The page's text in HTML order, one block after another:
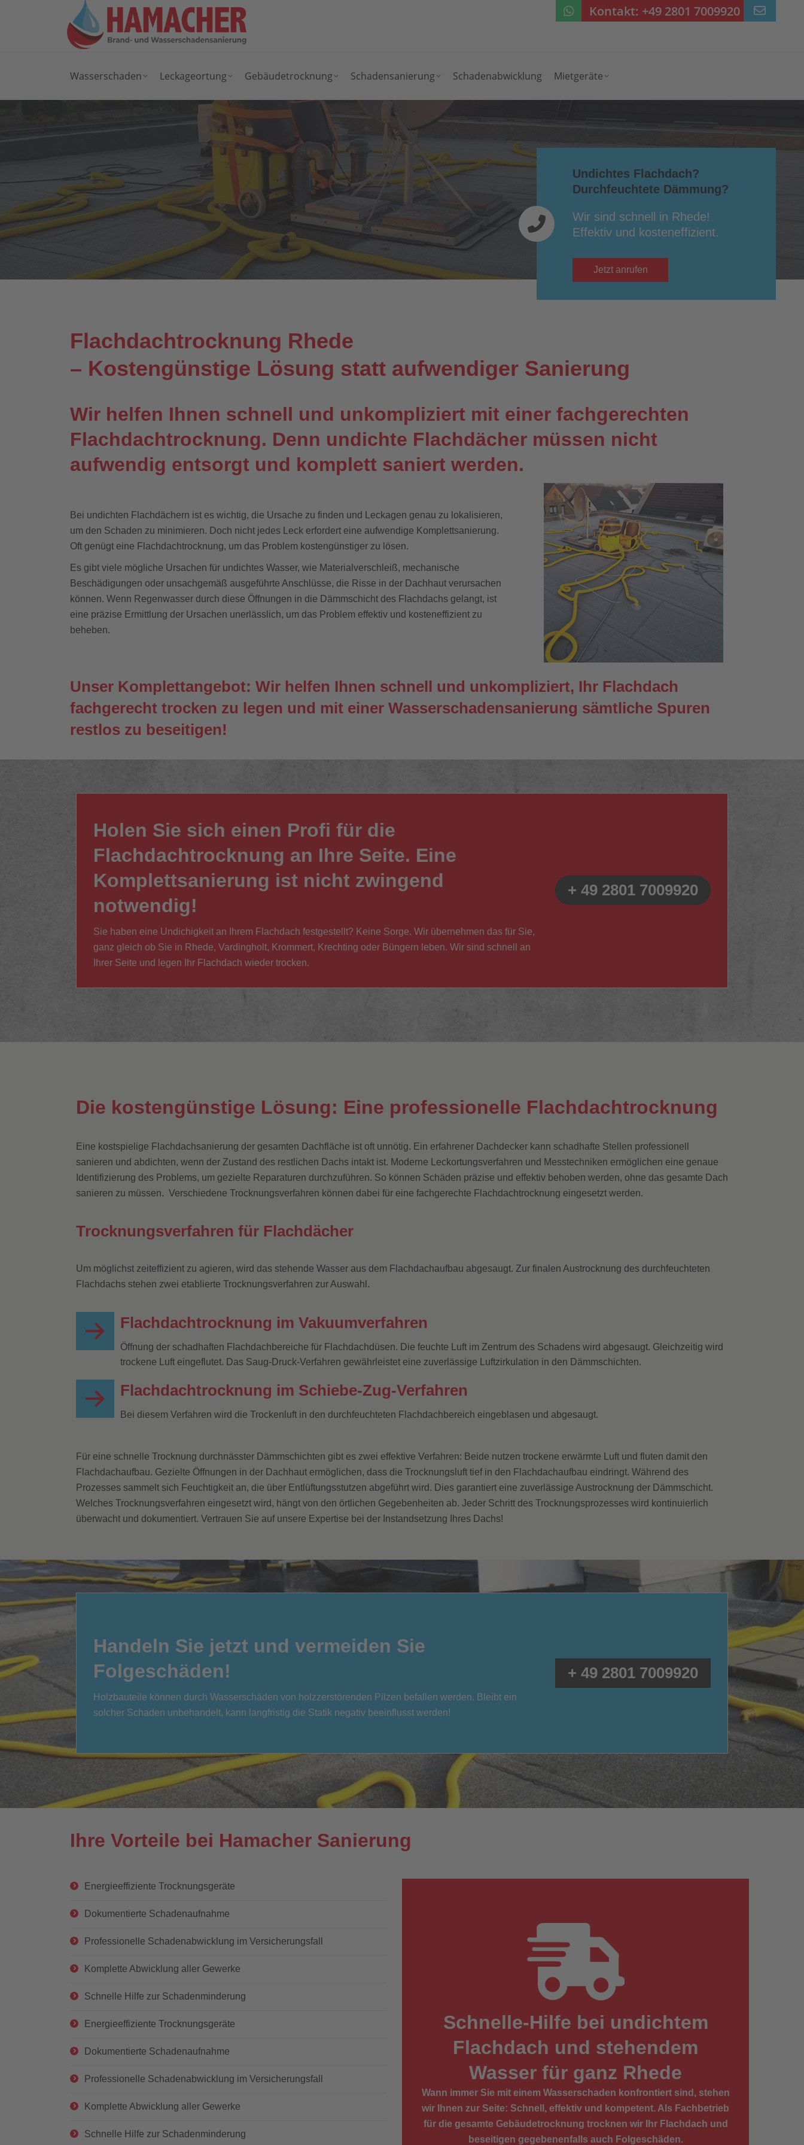
Kontakt: +49 2801 7009920
Wasserschaden Leckageortung Gebäudetrocknung Schadensanierung Schadenabwicklung Mietgeräte
Undichtes Flachdach?
Durchfeuchtete Dämmung?
Wir sind schnell in Rhede!
Effektiv und kosteneffizient.
Jetzt anrufen
Flachdachtrocknung Rhede
– Kostengünstige Lösung statt aufwendiger Sanierung
Wir helfen Ihnen schnell und unkompliziert mit einer fachgerechten
Flachdachtrocknung. Denn undichte Flachdächer müssen nicht
aufwendig entsorgt und komplett saniert werden.
Bei undichten Flachdächern ist es wichtig, die Ursache zu finden und Leckagen genau zu lokalisieren,
um den Schaden zu minimieren. Doch nicht jedes Leck erfordert eine aufwendige Komplettsanierung.
Oft genügt eine Flachdachtrocknung, um das Problem kostengünstiger zu lösen.
Es gibt viele mögliche Ursachen für undichtes Wasser, wie Materialverschleiß, mechanische
Beschädigungen oder unsachgemäß ausgeführte Anschlüsse, die Risse in der Dachhaut verursachen
können. Wenn Regenwasser durch diese Öffnungen in die Dämmschicht des Flachdachs gelangt, ist
eine präzise Ermittlung der Ursachen unerlässlich, um das Problem effektiv und kosteneffizient zu
beheben.
Unser Komplettangebot: Wir helfen Ihnen schnell und unkompliziert, Ihr Flachdach
fachgerecht trocken zu legen und mit einer Wasserschadensanierung sämtliche Spuren
restlos zu beseitigen!
Holen Sie sich einen Profi für die
Flachdachtrocknung an Ihre Seite. Eine
Komplettsanierung ist nicht zwingend
notwendig!
Sie haben eine Undichigkeit an Ihrem Flachdach festgestellt? Keine Sorge. Wir übernehmen das für Sie,
ganz gleich ob Sie in Rhede, Vardingholt, Krommert, Krechting oder Büngern leben. Wir sind schnell an
Ihrer Seite und legen Ihr Flachdach wieder trocken.
+ 49 2801 7009920
Die kostengünstige Lösung: Eine professionelle Flachdachtrocknung
Eine kostspielige Flachdachsanierung der gesamten Dachfläche ist oft unnötig. Ein erfahrener Dachdecker kann schadhafte Stellen professionell
sanieren und abdichten, wenn der Zustand des restlichen Dachs intakt ist. Moderne Leckortungsverfahren und Messtechniken ermöglichen eine genaue
Identifizierung des Problems, um gezielte Reparaturen durchzuführen. So können Schäden präzise und effektiv behoben werden, ohne das gesamte Dach
sanieren zu müssen. Verschiedene Trocknungsverfahren können dabei für eine fachgerechte Flachdachtrocknung eingesetzt werden.
Trocknungsverfahren für Flachdächer
Um möglichst zeiteffizient zu agieren, wird das stehende Wasser aus dem Flachdachaufbau abgesaugt. Zur finalen Austrocknung des durchfeuchteten
Flachdachs stehen zwei etablierte Trocknungsverfahren zur Auswahl.
Flachdachtrocknung im Vakuumverfahren
Öffnung der schadhaften Flachdachbereiche für Flachdachdüsen. Die feuchte Luft im Zentrum des Schadens wird abgesaugt. Gleichzeitig wird
trockene Luft eingeflutet. Das Saug-Druck-Verfahren gewährleistet eine zuverlässige Luftzirkulation in den Dämmschichten.
Flachdachtrocknung im Schiebe-Zug-Verfahren
Bei diesem Verfahren wird die Trockenluft in den durchfeuchteten Flachdachbereich eingeblasen und abgesaugt.
Für eine schnelle Trocknung durchnässter Dämmschichten gibt es zwei effektive Verfahren: Beide nutzen trockene erwärmte Luft und fluten damit den
Flachdachaufbau. Gezielte Öffnungen in der Dachhaut ermöglichen, dass die Trocknungsluft tief in den Flachdachaufbau eindringt. Während des
Prozesses sammelt sich Feuchtigkeit an, die über Entlüftungsstutzen abgeführt wird. Dies garantiert eine zuverlässige Austrocknung der Dämmschicht.
Welches Trocknungsverfahren eingesetzt wird, hängt von den örtlichen Gegebenheiten ab. Jeder Schritt des Trocknungsprozesses wird kontinuierlich
überwacht und dokumentiert. Vertrauen Sie auf unsere Expertise bei der Instandsetzung Ihres Dachs!
Handeln Sie jetzt und vermeiden Sie
Folgeschäden!
Holzbauteile können durch Wasserschäden von holzzerstörenden Pilzen befallen werden. Bleibt ein
solcher Schaden unbehandelt, kann langfristig die Statik negativ beeinflusst werden!
+ 49 2801 7009920
Ihre Vorteile bei Hamacher Sanierung
Energieeffiziente Trocknungsgeräte
Dokumentierte Schadenaufnahme
Professionelle Schadenabwicklung im Versicherungsfall
Komplette Abwicklung aller Gewerke
Schnelle Hilfe zur Schadenminderung
Energieeffiziente Trocknungsgeräte
Dokumentierte Schadenaufnahme
Professionelle Schadenabwicklung im Versicherungsfall
Komplette Abwicklung aller Gewerke
Schnelle Hilfe zur Schadenminderung
Schnelle-Hilfe bei undichtem
Flachdach und stehendem
Wasser für ganz Rhede
Wann immer Sie mit einem Wasserschaden konfrontiert sind, stehen
wir Ihnen zur Seite: Schnell, effektiv und kompetent. Als Fachbetrieb
für die gesamte Gebäudetrocknung trocknen wir Ihr Flachdach und
beseitigen gegebenenfalls auch Folgeschäden.